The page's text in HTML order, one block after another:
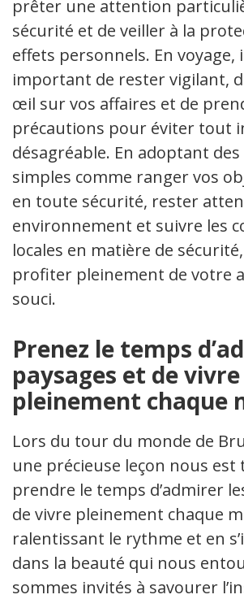
prêter une attention
sécurité et de veiller à la
effets personnels. En voyage,
important de rester vigilant,
œil sur vos affaires et de
précautions pour éviter tout
désagréable. En adoptant
simples comme ranger vos
en toute sécurité, rester
environnement et suivre les
locales en matière de
profiter pleinement de votre
souci.
Prenez le temps
paysages et de vivre
pleinement chaque
Lors du tour du monde de
une précieuse leçon nous est
prendre le temps d’admirer
de vivre pleinement chaque
ralentissant le rythme et en
dans la beauté qui nous
sommes invités à savourer